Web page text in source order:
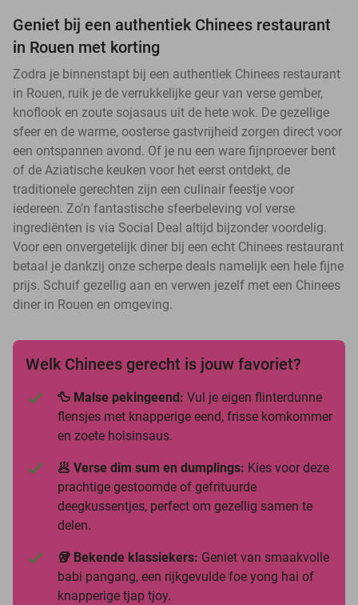
Geniet bij een authentiek Chinees restaurant
in Rouen met korting
Zodra je binnenstapt bij een authentiek Chinees restaurant
in Rouen, ruik je de verrukkelijke geur van verse gember,
knoflook en zoute sojasaus uit de hete wok. De gezellige
sfeer en de warme, oosterse gastvrijheid zorgen direct voor
een ontspannen avond. Of je nu een ware fijnproever bent
of de Aziatische keuken voor het eerst ontdekt, de
traditionele gerechten zijn een culinair feestje voor
iedereen. Zo’n fantastische sfeerbeleving vol verse
ingrediënten is via Social Deal altijd bijzonder voordelig.
Voor een onvergetelijk diner bij een echt Chinees restaurant
betaal je dankzij onze scherpe deals namelijk een hele fijne
prijs. Schuif gezellig aan en verwen jezelf met een Chinees
diner in Rouen en omgeving.
Welk Chinees gerecht is jouw favoriet?
🦆 Malse pekingeend: Vul je eigen flinterdunne
flensjes met knapperige eend, frisse komkommer
en zoete hoisinsaus.
🥟 Verse dim sum en dumplings: Kies voor deze
prachtige gestoomde of gefrituurde
deegkussentjes, perfect om gezellig samen te
delen.
🥡 Bekende klassiekers: Geniet van smaakvolle
babi pangang, een rijkgevulde foe yong hai of
knapperige tjap tjoy.